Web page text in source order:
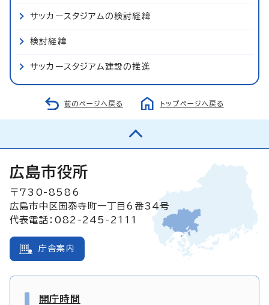
サッカースタジアムの検討経緯
検討経緯
サッカースタジアム建設の推進
前のページへ戻る トップページへ戻る
広島市役所
〒730-8586
広島市中区国泰寺町一丁目6番34号
代表電話：082-245-2111
庁舎案内
開庁時間